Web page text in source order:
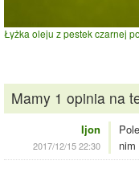
Łyżka oleju z pestek czarnej
Mamy 1 opinia na
Ijon
2017/12/15 22:30